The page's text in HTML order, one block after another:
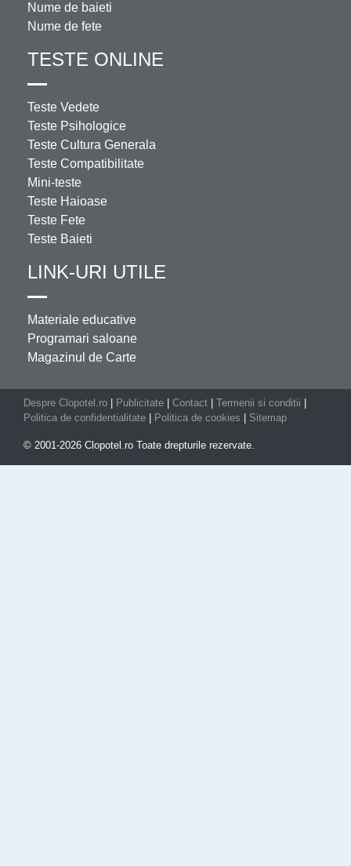
Nume de baieti
Nume de fete
TESTE ONLINE
Teste Vedete
Teste Psihologice
Teste Cultura Generala
Teste Compatibilitate
Mini-teste
Teste Haioase
Teste Fete
Teste Baieti
LINK-URI UTILE
Materiale educative
Programari saloane
Magazinul de Carte
Despre Clopotel.ro Publicitate Contact Termenii si conditii
Politica de confidentialitate
Politica de cookies Sitemap
© 2001-2026 Clopotel.ro Toate drepturile rezervate.